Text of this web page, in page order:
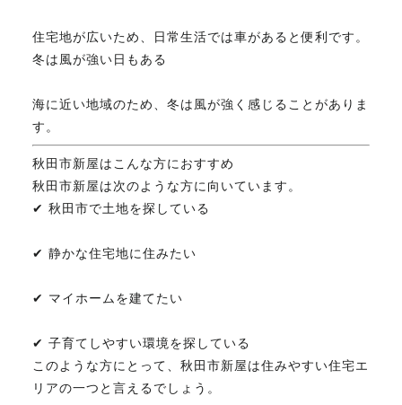
住宅地が広いため、日常生活では車があると便利です。
冬は風が強い日もある
海に近い地域のため、冬は風が強く感じることがありま
す。
秋田市新屋はこんな方におすすめ
秋田市新屋は次のような方に向いています。
✔ 秋田市で土地を探している
✔ 静かな住宅地に住みたい
✔ マイホームを建てたい
✔ 子育てしやすい環境を探している
このような方にとって、秋田市新屋は住みやすい住宅エ
リアの一つと言えるでしょう。